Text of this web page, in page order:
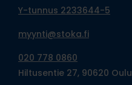
Y-tunnus 2233644-5
myynti@stoka.fi
020 778 0860
Hiltusentie 27, 90620 Oulu